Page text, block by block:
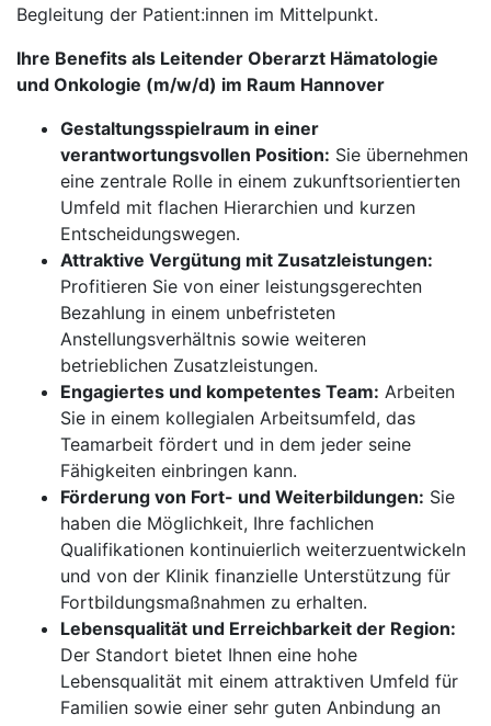
Begleitung der Patient:innen im Mittelpunkt.
Ihre Benefits als Leitender Oberarzt Hämatologie
und Onkologie (m/w/d) im Raum Hannover
Gestaltungsspielraum in einer
verantwortungsvollen Position: Sie übernehmen
eine zentrale Rolle in einem zukunftsorientierten
Umfeld mit flachen Hierarchien und kurzen
Entscheidungswegen.
Attraktive Vergütung mit Zusatzleistungen:
Profitieren Sie von einer leistungsgerechten
Bezahlung in einem unbefristeten
Anstellungsverhältnis sowie weiteren
betrieblichen Zusatzleistungen.
Engagiertes und kompetentes Team: Arbeiten
Sie in einem kollegialen Arbeitsumfeld, das
Teamarbeit fördert und in dem jeder seine
Fähigkeiten einbringen kann.
Förderung von Fort- und Weiterbildungen: Sie
haben die Möglichkeit, Ihre fachlichen
Qualifikationen kontinuierlich weiterzuentwickeln
und von der Klinik finanzielle Unterstützung für
Fortbildungsmaßnahmen zu erhalten.
Lebensqualität und Erreichbarkeit der Region:
Der Standort bietet Ihnen eine hohe
Lebensqualität mit einem attraktiven Umfeld für
Familien sowie einer sehr guten Anbindung an